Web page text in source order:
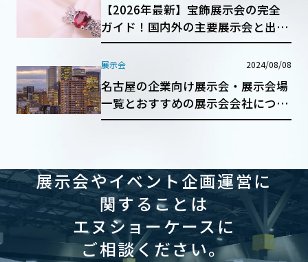
【2026年最新】宝飾展示会の完全
ガイド！国内外の主要展示会と出展
成功のポイントを紹介
展示会 2024/08/08
名古屋の企業向け展示会・展示会場
一覧とおすすめの展示会会社につい
て徹底解説！
展示会やイベント企画運営に
関することは
エヌショーケースに
ご相談ください。